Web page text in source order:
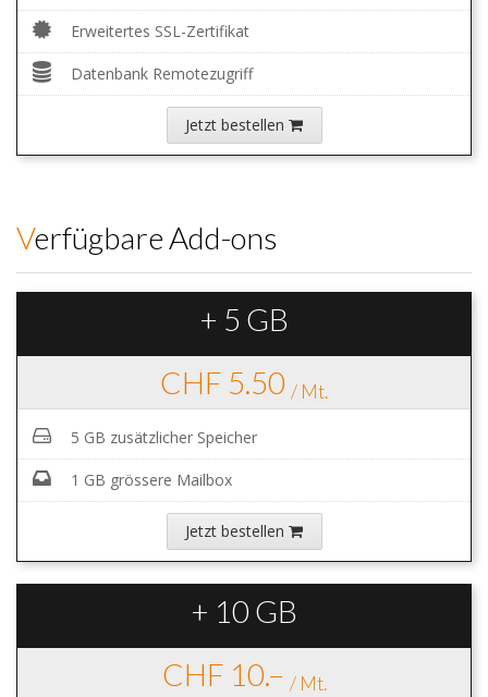
Erweitertes SSL-Zertifikat
Datenbank Remotezugriff
Jetzt bestellen
Verfügbare Add-ons
+ 5 GB
CHF 5.50 / Mt.
5 GB zusätzlicher Speicher
1 GB grössere Mailbox
Jetzt bestellen
+ 10 GB
CHF 10.– / Mt.